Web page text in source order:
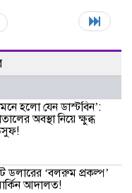
হলো যেন ডাস্টবিন’:
অবস্থা নিয়ে ক্ষুব্ধ
ডলারের ‘বলরুম প্রকল্প’
আদালত!